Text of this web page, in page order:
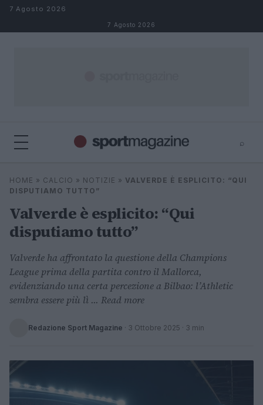
Salta al contenuto
7 Agosto 2026
7 Agosto 2026
⌕
Cerca
⌕ ×
HOME » CALCIO » NOTIZIE » VALVERDE È ESPLICITO: “QUI
DISPUTIAMO TUTTO”
Valverde è esplicito: “Qui
disputiamo tutto”
Valverde ha affrontato la questione della Champions
League prima della partita contro il Mallorca,
evidenziando una certa percezione a Bilbao: l’Athletic
sembra essere più lì ... Read more
Redazione Sport Magazine · 3 Ottobre 2025 · 3 min